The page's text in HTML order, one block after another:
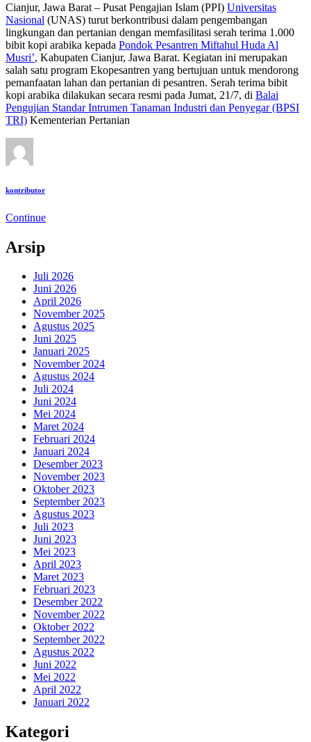
Cianjur, Jawa Barat – Pusat Pengajian Islam (PPI) Universitas
Nasional (UNAS) turut berkontribusi dalam pengembangan
lingkungan dan pertanian dengan memfasilitasi serah terima 1.000
bibit kopi arabika kepada Pondok Pesantren Miftahul Huda Al
Musri’, Kabupaten Cianjur, Jawa Barat. Kegiatan ini merupakan
salah satu program Ekopesantren yang bertujuan untuk mendorong
pemanfaatan lahan dan pertanian di pesantren. Serah terima bibit
kopi arabika dilakukan secara resmi pada Jumat, 21/7, di Balai
Pengujian Standar Intrumen Tanaman Industri dan Penyegar (BPSI
TRI) Kementerian Pertanian
kontributor
Continue
Arsip
Juli 2026
Juni 2026
April 2026
November 2025
Agustus 2025
Juni 2025
Januari 2025
November 2024
Agustus 2024
Juli 2024
Juni 2024
Mei 2024
Maret 2024
Februari 2024
Januari 2024
Desember 2023
November 2023
Oktober 2023
September 2023
Agustus 2023
Juli 2023
Juni 2023
Mei 2023
April 2023
Maret 2023
Februari 2023
Desember 2022
November 2022
Oktober 2022
September 2022
Agustus 2022
Juni 2022
Mei 2022
April 2022
Januari 2022
Kategori